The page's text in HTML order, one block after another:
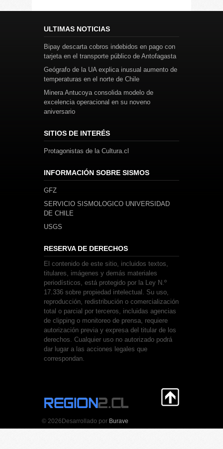
ULTIMAS NOTICIAS
Bipay descarta cobros indebidos en pago con
tarjeta en el transporte público de Antofagasta
Geógrafo de la UA explica inusual aumento de
temperaturas en el norte de Chile
Minera Antucoya consolida modelo de
excelencia operacional en su noveno
aniversario
SITIOS DE INTERÉS
Protagonistas de la Cultura.cl
INFORMACIÓN SOBRE SISMOS
GFZ
SERVICIO SISMOLOGICO UNIVERSIDAD
DE CHILE
USGS
RESERVA DE DERECHOS
El contenido de este sitio, incluidos textos,
titulares, imágenes y demás materiales
periodísticos, está protegido por la Ley N.º
17.336 sobre propiedad intelectual. Su uso,
reproducción, redistribución o comercialización
total o parcial por terceros, incluidas agencias
de clipping o monitoreo de prensa, requiere
autorización previa y expresa del titular de los
derechos. Cualquier uso no autorizado podrá
dar lugar a las acciones legales que
correspondan.
© 2026 Desarrollado por Burave